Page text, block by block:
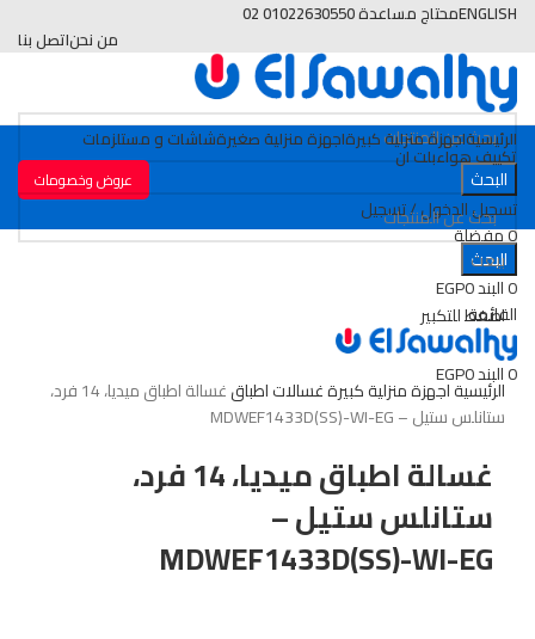
ENGLISHمحتاج مساعدة 01022630550 02
من نحناتصل بنا
البحث
تسجيل الدخول / تسجيل
0مفضلة
قارن
0البند EGP0
القائمة
0البند EGP0
الرئيسيةاجهزة منزلية كبيرةاجهزة منزلية صغيرةشاشات و مستلزمات
تكييف هواءبلت ان
عروض وخصومات
البحث
بيعت
اضغط للتكبير
الرئيسيةاجهزة منزلية كبيرةغسالات اطباق
غسالة اطباق ميديا، 14 فرد،
ستانلس ستيل – MDWEF1433D(SS)-WI-EG
غسالة اطباق ميديا، 14 فرد،
ستانلس ستيل –
MDWEF1433D(SS)-WI-EG